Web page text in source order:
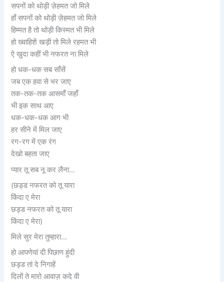
सपनों को थोड़ी ज़ेहमत जो मिले
हाँ सपनों को थोड़ी ज़ेहमत जो मिले
हिम्मत है तो थोड़ी किस्मत भी मिले
हो ख्वाहिशें खड़ी तो मिले रहमत भी
ऐ खुदा कहीं भी नफरत ना मिले
हो धक-धक सब साँसें
जब एक हवा से भर जाए
तक-तक-तक आसमाँ जहाँ
भी इक साथ आए
धक-धक-धक आग भी
हर सीने में मिल जाए
रग-रग में एक रंग
देखो बहता जाए
प्यार तू सब नू कर लैना…
(छड्ड नफरत को तू यारा
किंदा ए मेरा
छड्ड नफरत को तू यारा
किंदा ए मेरा)
मिले सुर मेरा तुम्हारा…
हो आपणेयां दी पिछाण हुंदी
छड्ड तां दे निगाहें
दिलों ते मारो आवाज़ कदे वी